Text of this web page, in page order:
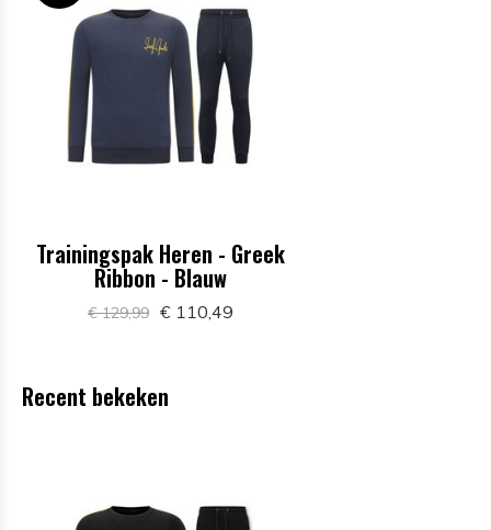
Trainingspak Heren - Greek
Ribbon - Blauw
€ 129,99 € 110,49
Recent bekeken